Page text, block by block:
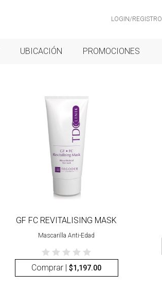
LOGIN/REGISTRO
UBICACIÓN PROMOCIONES
GF FC REVITALISING MASK
Mascarilla Anti-Edad
Comprar |$1,197.00